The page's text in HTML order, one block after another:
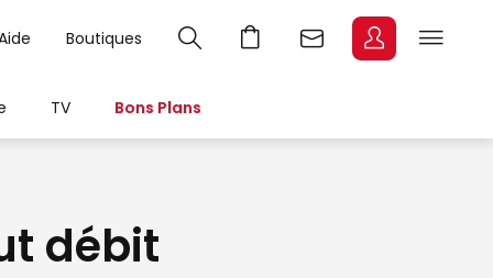
Boutiques
TV Bons Plans
débit